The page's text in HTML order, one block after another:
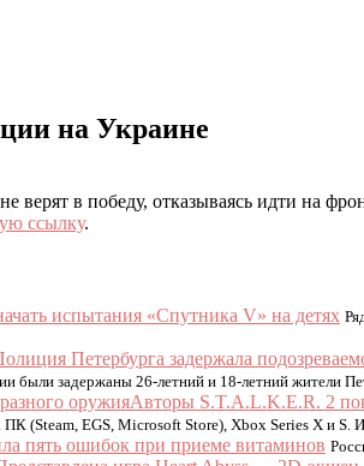
на Украине
в победу, отказываясь идти на
ссылку.
испытания «Спутника V» на детях
Петербурга задержала
были задержаны 26-летний и 18-летний жители
Авторы S.T.A.L.K.E.R. 2
(Steam, EGS, Microsoft Store), Xbox Series X и S.
пять ошибок при приеме витаминов